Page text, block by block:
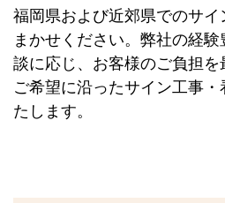
福岡県および近郊県でのサ
まかせください。弊社の経
談に応じ、お客様のご負担
ご希望に沿ったサイン工事
たします。